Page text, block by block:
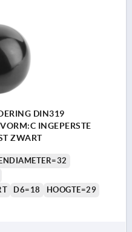
DIN319
INGEPERSTE
ZWART
D6=18 HOOGTE=29